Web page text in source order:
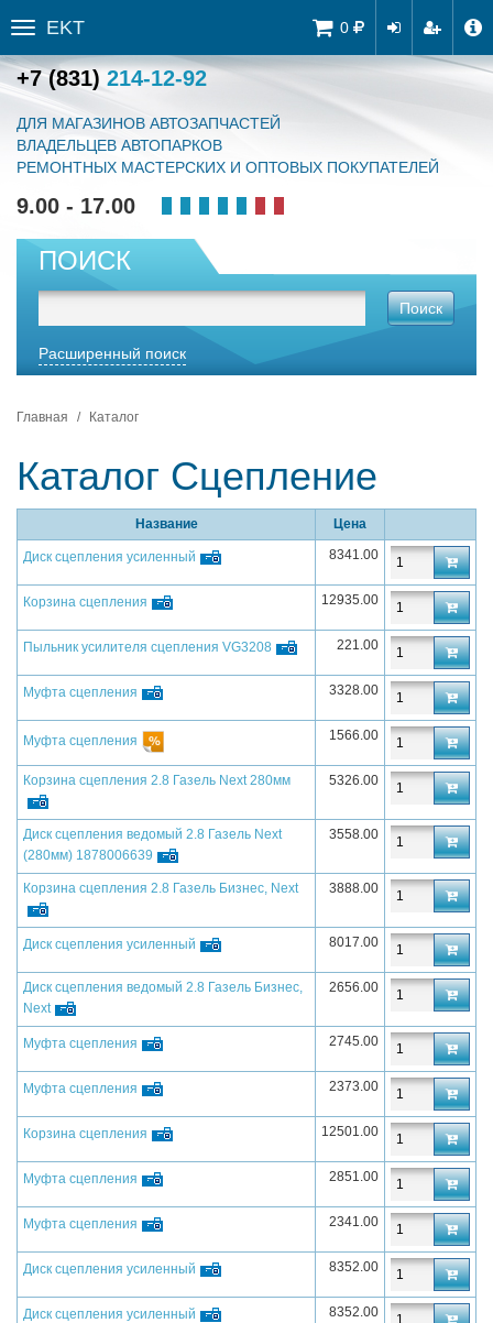
0
Toggle
sidebar
EKT
+7 (831) 214-12-92
ДЛЯ МАГАЗИНОВ АВТОЗАПЧАСТЕЙ
ВЛАДЕЛЬЦЕВ АВТОПАРКОВ
РЕМОНТНЫХ МАСТЕРСКИХ И ОПТОВЫХ ПОКУПАТЕЛЕЙ
9.00 - 17.00
ПОИСК
Поиск
Расширенный поиск
Главная Каталог
Каталог Сцепление
Название Цена
Диск сцепления усиленный 8341.00
Корзина сцепления 12935.00
Пыльник усилителя сцепления VG3208 221.00
Муфта сцепления 3328.00
Муфта сцепления 1566.00
Корзина сцепления 2.8 Газель Next 280мм 5326.00
Диск сцепления ведомый 2.8 Газель Next
(280мм) 1878006639
3558.00
Корзина сцепления 2.8 Газель Бизнес, Next 3888.00
Диск сцепления усиленный 8017.00
Диск сцепления ведомый 2.8 Газель Бизнес,
Next
2656.00
Муфта сцепления 2745.00
Муфта сцепления 2373.00
Корзина сцепления 12501.00
Муфта сцепления 2851.00
Муфта сцепления 2341.00
Диск сцепления усиленный 8352.00
Диск сцепления усиленный 8352.00